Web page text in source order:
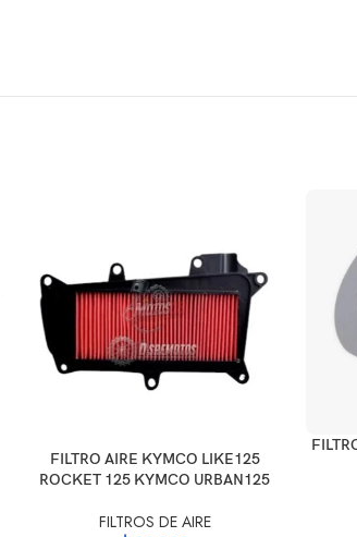
AÑADIR AL CARRITO
FILTRO AIRE KYMCO LIKE125
ROCKET 125 KYMCO URBAN125
FILTROS DE AIRE